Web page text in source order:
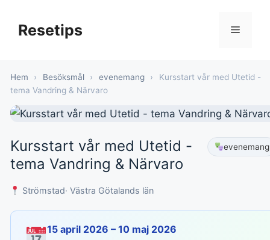
innehållResetips Meny
Hem › Besöksmål › evenemang ›
Kursstart vår med Utetid -
tema Vandring & Närvaro
Kursstart vår med Utetid -
tema Vandring & Närvaro
evenemang
Strömstad· Västra Götalands län
15 april 2026 – 10 maj 2026